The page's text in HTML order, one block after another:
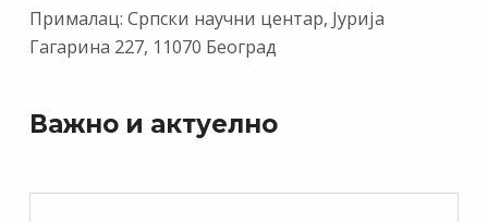
Прималац: Српски научни центар, Јурија
Гагарина 227, 11070 Београд
Важно и актуелно